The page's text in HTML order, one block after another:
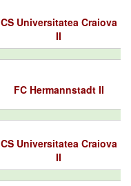
CS Universitatea Craiova
II
FC Hermannstadt II
CS Universitatea Craiova
II